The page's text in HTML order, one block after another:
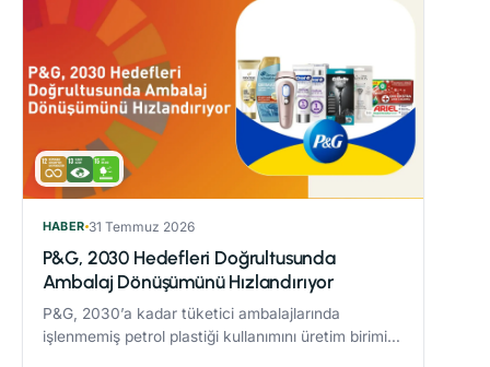
HABER 31 Temmuz 2026
P&G, 2030 Hedefleri Doğrultusunda
Ambalaj Dönüşümünü Hızlandırıyor
P&G, 2030’a kadar tüketici ambalajlarında
işlenmemiş petrol plastiği kullanımını üretim birimi